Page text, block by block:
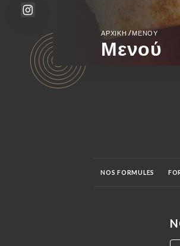
ΑΡΧΙΚΉ/ΜΕΝΟΎ
Μενού
NOS FORMULES